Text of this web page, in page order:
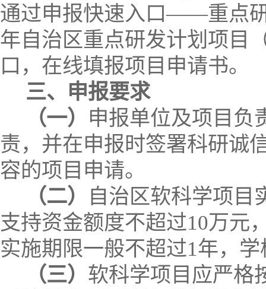
通过申报快速入口——重
年自治区重点研发计划项目
口，在线填报项目申请书。
三、申报要求
（一）
申报单位及项目负
责，并在申报时签署科研诚
容的项目申请。
（二）
自治区软科学项目
支持资金额度不超过10万元
实施期限一般不超过1年，
（三） 软科学项目应严格